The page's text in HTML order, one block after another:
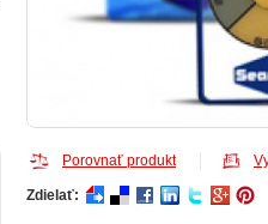
Porovnať produkt
Zdielať: